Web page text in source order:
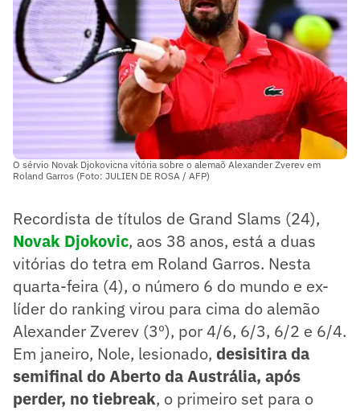
O sérvio Novak Djokovicna vitória sobre o alemaõ Alexander Zverev em
Roland Garros (Foto: JULIEN DE ROSA / AFP)
Recordista de títulos de Grand Slams (24),
Novak Djokovic, aos 38 anos, está a duas
vitórias do tetra em Roland Garros. Nesta
quarta-feira (4), o número 6 do mundo e ex-
líder do ranking virou para cima do alemão
Alexander Zverev (3º), por 4/6, 6/3, 6/2 e 6/4.
Em janeiro, Nole, lesionado, desisitira da
semifinal do Aberto da Austrália, após
perder, no tiebreak, o primeiro set para o